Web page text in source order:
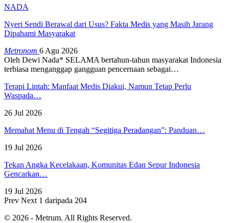
NADA
Nyeri Sendi Berawal dari Usus? Fakta Medis yang Masih Jarang
Dipahami Masyarakat
Metronom 6 Agu 2026
Oleh Dewi Nada* SELAMA bertahun-tahun masyarakat Indonesia
terbiasa menganggap gangguan pencernaan sebagai…
Terapi Lintah: Manfaat Medis Diakui, Namun Tetap Perlu
Waspada…
26 Jul 2026
Memahat Menu di Tengah “Segitiga Peradangan”: Panduan…
19 Jul 2026
Tekan Angka Kecelakaan, Komunitas Edan Sepur Indonesia
Gencarkan…
19 Jul 2026
Prev Next 1 daripada 204
© 2026 - Metrum. All Rights Reserved.